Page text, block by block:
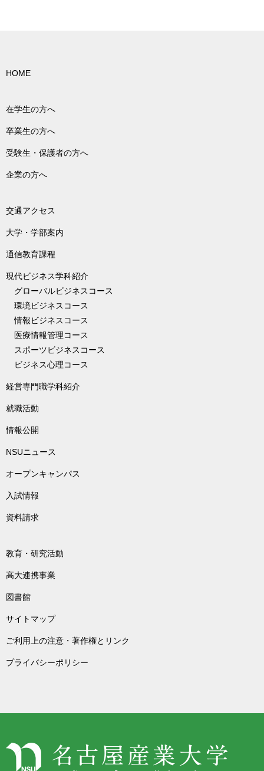
HOME
在学生の方へ
卒業生の方へ
受験生・保護者の方へ
企業の方へ
交通アクセス
大学・学部案内
通信教育課程
現代ビジネス学科紹介
グローバルビジネスコース
環境ビジネスコース
情報ビジネスコース
医療情報管理コース
スポーツビジネスコース
ビジネス心理コース
経営専門職学科紹介
就職活動
情報公開
NSUニュース
オープンキャンパス
入試情報
資料請求
教育・研究活動
高大連携事業
図書館
サイトマップ
ご利用上の注意・著作権とリンク
プライバシーポリシー